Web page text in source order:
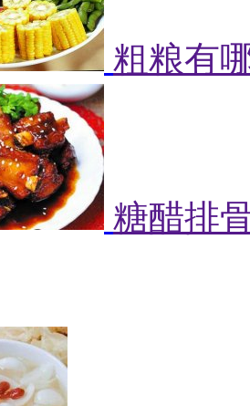
粗粮有
糖醋排